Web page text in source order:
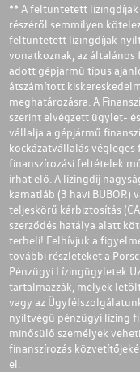
** A feltüntetett lízingdíjak
részéről semmilyen
feltüntetett lízingdíjak
vonatkoznak, az általános
adott gépjármű típus
átszámított
meghatározásra. A
szerint elvégzett ügylet-
vállalja a gépjármű
kockázatvállalás
finanszírozási feltételek
írhat elő. A lízingdíj
kamatláb (3 havi BUBOR)
teljeskörű kárbiztosítás
szerződés hatálya alatt
terheli! Felhívjuk a
további részleteket a
Pénzügyi Lízingügyletek
tartalmazzák, melyek
vagy az
nyíltvégű pénzügyi lízing
minősülő személyek
finanszírozás
el.